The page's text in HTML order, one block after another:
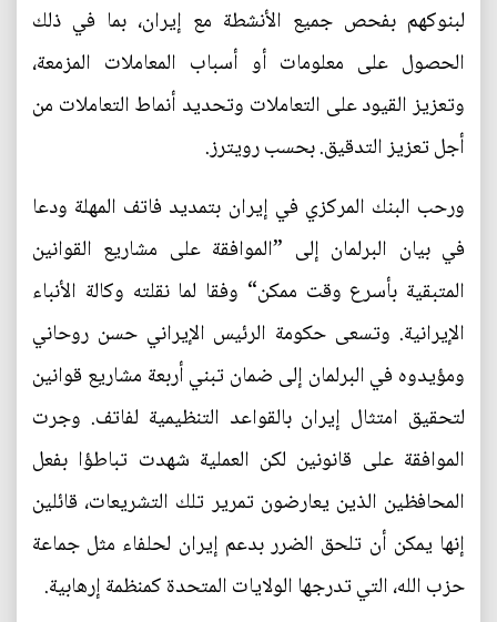
لبنوكهم بفحص جميع الأنشطة مع إيران، بما في ذلك
الحصول على معلومات أو أسباب المعاملات المزمعة،
وتعزيز القيود على التعاملات وتحديد أنماط التعاملات من
أجل تعزيز التدقيق. بحسب رويترز.
ورحب البنك المركزي في إيران بتمديد فاتف المهلة ودعا
في بيان البرلمان إلى ”الموافقة على مشاريع القوانين
المتبقية بأسرع وقت ممكن“ وفقا لما نقلته وكالة الأنباء
الإيرانية. وتسعى حكومة الرئيس الإيراني حسن روحاني
ومؤيدوه في البرلمان إلى ضمان تبني أربعة مشاريع قوانين
لتحقيق امتثال إيران بالقواعد التنظيمية لفاتف. وجرت
الموافقة على قانونين لكن العملية شهدت تباطؤا بفعل
المحافظين الذين يعارضون تمرير تلك التشريعات، قائلين
إنها يمكن أن تلحق الضرر بدعم إيران لحلفاء مثل جماعة
حزب الله، التي تدرجها الولايات المتحدة كمنظمة إرهابية.